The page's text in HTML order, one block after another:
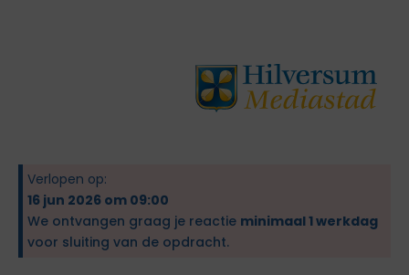
Verlopen op:
16 jun 2026 om 09:00
We ontvangen graag je reactie minimaal 1 werkdag
voor sluiting van de opdracht.